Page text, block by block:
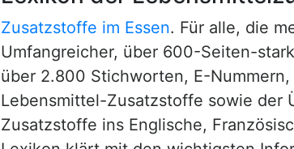
Zusatzstoffe im Essen. Für alle, die
Umfangreicher, über 600-Seiten-
über 2.800 Stichworten, E-
Lebensmittel-Zusatzstoffe sowie der
Zusatzstoffe ins Englische,